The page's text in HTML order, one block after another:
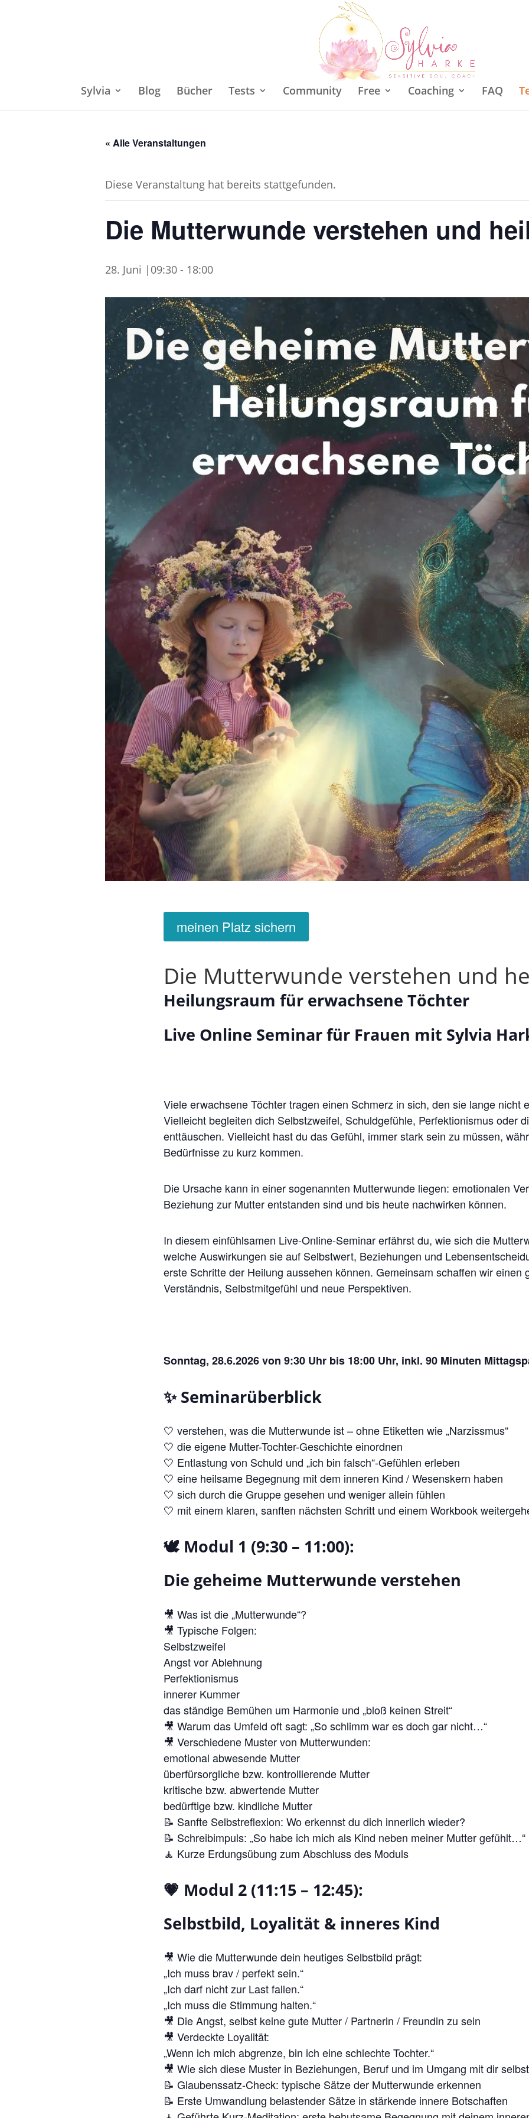
Sylvia Blog Bücher Tests Community Free Coaching FAQ
« Alle Veranstaltungen
Diese Veranstaltung hat bereits stattgefunden.
Die Mutterwunde verstehen und
28. Juni |09:30 - 18:00
meinen Platz sichern
Die Mutterwunde verstehen und
Heilungsraum für erwachsene Töchter
Live Online Seminar für Frauen mit Sylvia
Viele erwachsene Töchter tragen einen Schmerz in sich, den sie lange nicht
Vielleicht begleiten dich Selbstzweifel, Schuldgefühle, Perfektionismus oder
enttäuschen. Vielleicht hast du das Gefühl, immer stark sein zu müssen,
Bedürfnisse zu kurz kommen.
Die Ursache kann in einer sogenannten Mutterwunde liegen: emotionalen
Beziehung zur Mutter entstanden sind und bis heute nachwirken können.
In diesem einfühlsamen Live-Online-Seminar erfährst du, wie sich die
welche Auswirkungen sie auf Selbstwert, Beziehungen und
erste Schritte der Heilung aussehen können. Gemeinsam schaffen wir einen
Verständnis, Selbstmitgefühl und neue Perspektiven.
Sonntag, 28.6.2026 von 9:30 Uhr bis 18:00 Uhr, inkl. 90 Minuten
✨ Seminarüberblick
🤍 verstehen, was die Mutterwunde ist – ohne Etiketten wie „Narzissmus“
🤍 die eigene Mutter-Tochter-Geschichte einordnen
🤍 Entlastung von Schuld und „ich bin falsch“-Gefühlen erleben
🤍 eine heilsame Begegnung mit dem inneren Kind / Wesenskern haben
🤍 sich durch die Gruppe gesehen und weniger allein fühlen
🤍 mit einem klaren, sanften nächsten Schritt und einem Workbook
🕊️ Modul 1 (9:30 – 11:00):
Die geheime Mutterwunde verstehen
🎥 Was ist die „Mutterwunde“?
🎥 Typische Folgen:
Selbstzweifel
Angst vor Ablehnung
Perfektionismus
innerer Kummer
das ständige Bemühen um Harmonie und „bloß keinen Streit“
🎥 Warum das Umfeld oft sagt: „So schlimm war es doch gar nicht…“
🎥 Verschiedene Muster von Mutterwunden:
emotional abwesende Mutter
überfürsorgliche bzw. kontrollierende Mutter
kritische bzw. abwertende Mutter
bedürftige bzw. kindliche Mutter
📝 Sanfte Selbstreflexion: Wo erkennst du dich innerlich wieder?
📝 Schreibimpuls: „So habe ich mich als Kind neben meiner Mutter gefühlt…“
🧘 Kurze Erdungsübung zum Abschluss des Moduls
💗 Modul 2 (11:15 – 12:45):
Selbstbild, Loyalität & inneres Kind
🎥 Wie die Mutterwunde dein heutiges Selbstbild prägt:
„Ich muss brav / perfekt sein.“
„Ich darf nicht zur Last fallen.“
„Ich muss die Stimmung halten.“
🎥 Die Angst, selbst keine gute Mutter / Partnerin / Freundin zu sein
🎥 Verdeckte Loyalität:
„Wenn ich mich abgrenze, bin ich eine schlechte Tochter.“
🎥 Wie sich diese Muster in Beziehungen, Beruf und im Umgang mit dir
📝 Glaubenssatz-Check: typische Sätze der Mutterwunde erkennen
📝 Erste Umwandlung belastender Sätze in stärkende innere Botschaften